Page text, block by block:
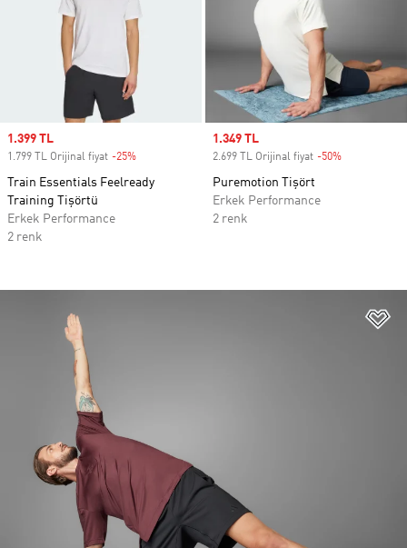
Sale price
1.399 TL
1.799 TL Orijinal fiyat -25%
Train Essentials Feelready
Training Tişörtü
Erkek Performance
2 renk
Sale price
1.349 TL
2.699 TL Orijinal fiyat -50%
Puremotion Tişört
Erkek Performance
2 renk